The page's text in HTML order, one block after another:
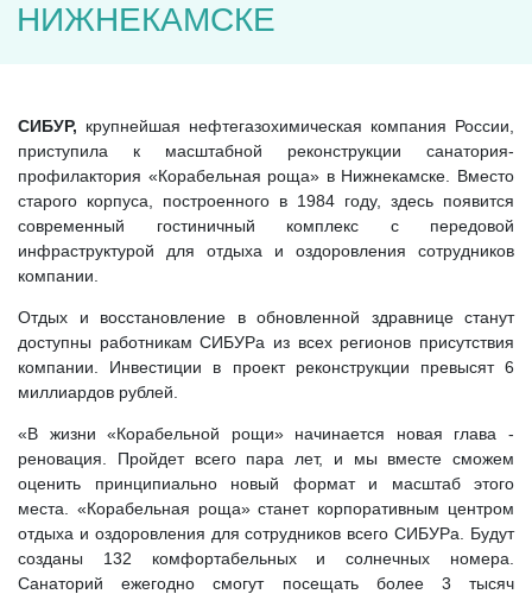
НИЖНЕКАМСКЕ
СИБУР, крупнейшая нефтегазохимическая компания России,
приступила к масштабной реконструкции санатория-
профилактория «Корабельная роща» в Нижнекамске. Вместо
старого корпуса, построенного в 1984 году, здесь появится
современный гостиничный комплекс с передовой
инфраструктурой для отдыха и оздоровления сотрудников
компании.
Отдых и восстановление в обновленной здравнице станут
доступны работникам СИБУРа из всех регионов присутствия
компании. Инвестиции в проект реконструкции превысят 6
миллиардов рублей.
«В жизни «Корабельной рощи» начинается новая глава -
реновация. Пройдет всего пара лет, и мы вместе сможем
оценить принципиально новый формат и масштаб этого
места. «Корабельная роща» станет корпоративным центром
отдыха и оздоровления для сотрудников всего СИБУРа. Будут
созданы 132 комфортабельных и солнечных номера.
Санаторий ежегодно смогут посещать более 3 тысяч